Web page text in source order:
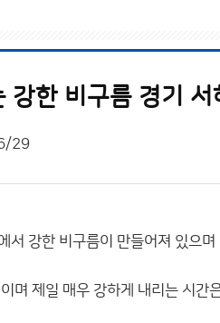
강한 비구름 경기 서
29
서 강한 비구름이 만들어져 있으
며 제일 매우 강하게 내리는 시